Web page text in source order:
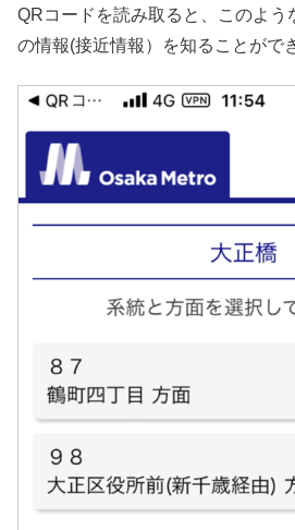
QRコードを読み取ると、このよう
の情報(接近情報）を知ることがで